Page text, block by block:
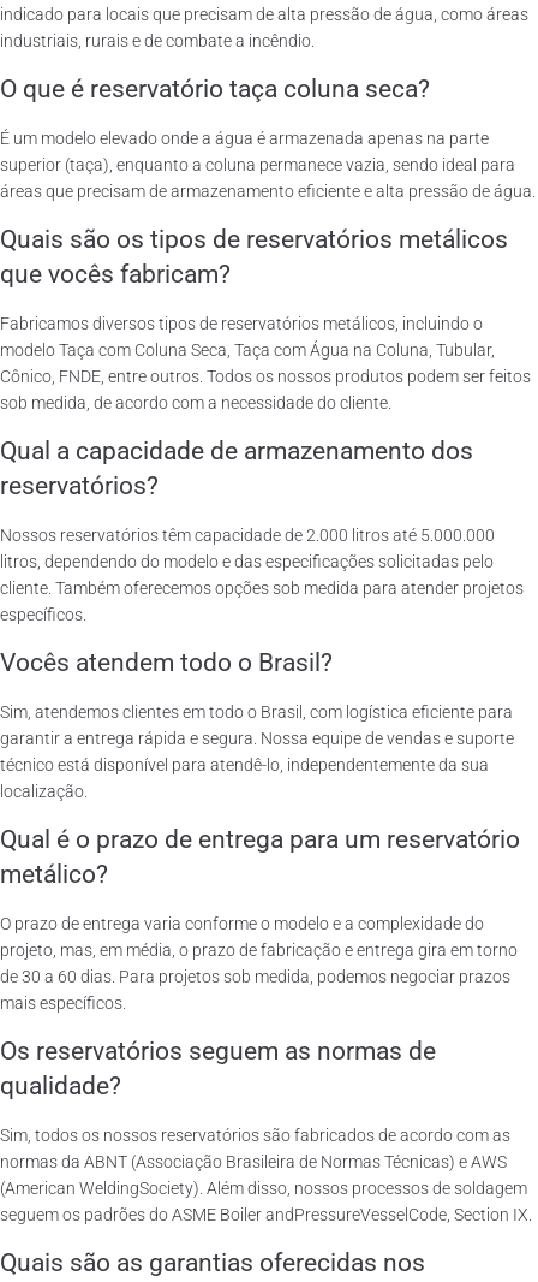
indicado para locais que precisam de alta pressão de água, como áreas
industriais, rurais e de combate a incêndio.
O que é reservatório taça coluna seca?
É um modelo elevado onde a água é armazenada apenas na parte
superior (taça), enquanto a coluna permanece vazia, sendo ideal para
áreas que precisam de armazenamento eficiente e alta pressão de água.
Quais são os tipos de reservatórios metálicos
que vocês fabricam?
Fabricamos diversos tipos de reservatórios metálicos, incluindo o
modelo Taça com Coluna Seca, Taça com Água na Coluna, Tubular,
Cônico, FNDE, entre outros. Todos os nossos produtos podem ser feitos
sob medida, de acordo com a necessidade do cliente.
Qual a capacidade de armazenamento dos
reservatórios?
Nossos reservatórios têm capacidade de 2.000 litros até 5.000.000
litros, dependendo do modelo e das especificações solicitadas pelo
cliente. Também oferecemos opções sob medida para atender projetos
específicos.
Vocês atendem todo o Brasil?
Sim, atendemos clientes em todo o Brasil, com logística eficiente para
garantir a entrega rápida e segura. Nossa equipe de vendas e suporte
técnico está disponível para atendê-lo, independentemente da sua
localização.
Qual é o prazo de entrega para um reservatório
metálico?
O prazo de entrega varia conforme o modelo e a complexidade do
projeto, mas, em média, o prazo de fabricação e entrega gira em torno
de 30 a 60 dias. Para projetos sob medida, podemos negociar prazos
mais específicos.
Os reservatórios seguem as normas de
qualidade?
Sim, todos os nossos reservatórios são fabricados de acordo com as
normas da ABNT (Associação Brasileira de Normas Técnicas) e AWS
(American WeldingSociety). Além disso, nossos processos de soldagem
seguem os padrões do ASME Boiler andPressureVesselCode, Section IX.
Quais são as garantias oferecidas nos